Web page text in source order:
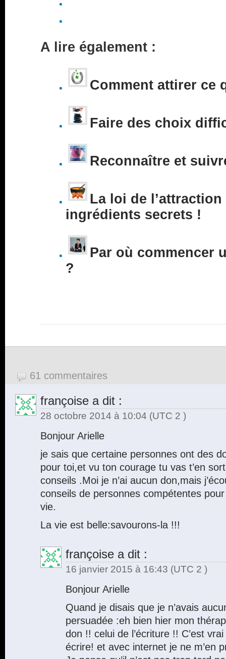
A lire également :
Comment attirer ce
Faire des choix
Reconnaître et
La loi de l’attraction
ingrédients secrets !
Par où commencer
?
61 commentaires
françoise a dit :
28 octobre 2014 à 10:04 (UTC 2 )
Bonjour Arielle
je sais que certaine personnes ont des
pour toi,et vu ton courage tu vas t’en
conseils .Moi je n’ai aucun don,mais
conseils de personnes compétentes
vie.
La vie est belle:savourons-la !!!
françoise a dit :
16 janvier 2015 à 16:43 (UTC 2 )
Bonjour Arielle
Quand je disais que je n’avais
persuadée :eh bien hier mon
don !! celui de l’écriture !! C’est
écrire! et avec internet je ne m’en